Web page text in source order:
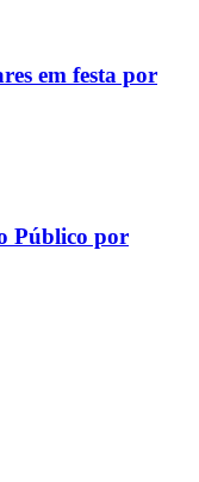
em festa por
Público por